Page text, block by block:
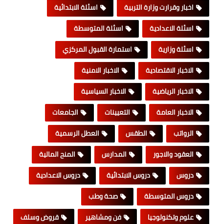
اخبار وقرارت وزارة التربية
اسئلة الابتدائية
اسئلة الاعدادية
اسئلة المتوسطة
اسئلة وزارية
استمارة القبول المركزي
الاخبار الاقتصادية
الاخبار الامنية
الاخبار الرياضية
الاخبار السياسية
الاخبار العامة
التعيينات
الجامعات
الرواتب
الطقس
العطل الرسمية
العقود والاجور
المدارس
المنح المالية
دروس
دروس الابتدائية
دروس الاعدادية
دروس المتوسطة
صحة وطب
علوم وتكنولوجيا
فن ومشاهير
قروض وسلف